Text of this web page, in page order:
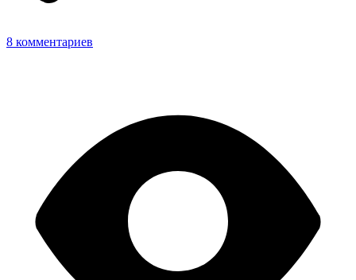
8 комментариев